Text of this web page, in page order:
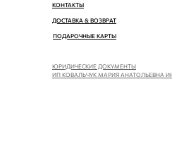
ДОСТАВКА & ВОЗВРАТ
ПОДАРОЧНЫЕ КАРТЫ
КОНТАКТЫ
ЮРИДИЧЕСКИЕ ДОКУМЕНТЫ
ИП КОВАЛЬЧУК МАРИЯ АНАТОЛЬЕВНА